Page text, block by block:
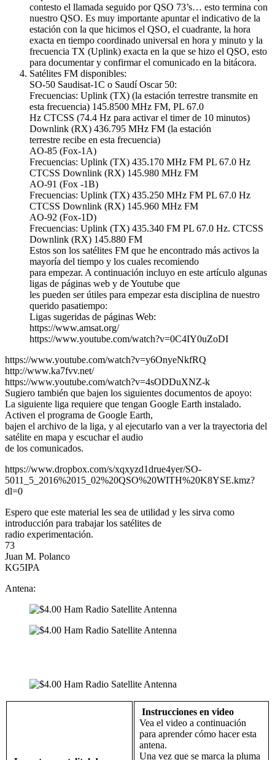
contesto el llamada seguido por QSO 73’s… esto termina con
nuestro QSO. Es muy importante apuntar el indicativo de la
estación con la que hicimos el QSO, el cuadrante, la hora
exacta en tiempo coordinado universal en hora y minuto y la
frecuencia TX (Uplink) exacta en la que se hizo el QSO, esto
para documentar y confirmar el comunicado en la bitácora.
Satélites FM disponibles:
SO-50 Saudisat-1C o Saudí Oscar 50:
Frecuencias: Uplink (TX) (la estación terrestre transmite en
esta frecuencia) 145.8500 MHz FM, PL 67.0
Hz CTCSS (74.4 Hz para activar el timer de 10 minutos)
Downlink (RX) 436.795 MHz FM (la estación
terrestre recibe en esta frecuencia)
AO-85 (Fox-1A)
Frecuencias: Uplink (TX) 435.170 MHz FM PL 67.0 Hz
CTCSS Downlink (RX) 145.980 MHz FM
AO-91 (Fox -1B)
Frecuencias: Uplink (TX) 435.250 MHz FM PL 67.0 Hz
CTCSS Downlink (RX) 145.960 MHz FM
AO-92 (Fox-1D)
Frecuencias: Uplink (TX) 435.340 FM PL 67.0 Hz. CTCSS
Downlink (RX) 145.880 FM
Estos son los satélites FM que he encontrado más activos la
mayoría del tiempo y los cuales recomiendo
para empezar. A continuación incluyo en este artículo algunas
ligas de páginas web y de Youtube que
les pueden ser útiles para empezar esta disciplina de nuestro
querido pasatiempo:
Ligas sugeridas de páginas Web:
https://www.amsat.org/
https://www.youtube.com/watch?v=0C4IY0uZoDI
https://www.youtube.com/watch?v=y6OnyeNkfRQ
http://www.ka7fvv.net/
https://www.youtube.com/watch?v=4sODDuXNZ-k
Sugiero también que bajen los siguientes documentos de apoyo:
La siguiente liga requiere que tengan Google Earth instalado.
Activen el programa de Google Earth,
bajen el archivo de la liga, y al ejecutarlo van a ver la trayectoria del
satélite en mapa y escuchar el audio
de los comunicados.
https://www.dropbox.com/s/xqxyzd1drue4yer/SO-
5011_5_2016%2015_02%20QSO%20WITH%20K8YSE.kmz?
dl=0
Espero que este material les sea de utilidad y les sirva como
introducción para trabajar los satélites de
radio experimentación.
73
Juan M. Polanco
KG5IPA
Antena:
Instrucciones en video
Vea el video a continuación
para aprender cómo hacer esta
antena.
Una vez que se marca la pluma